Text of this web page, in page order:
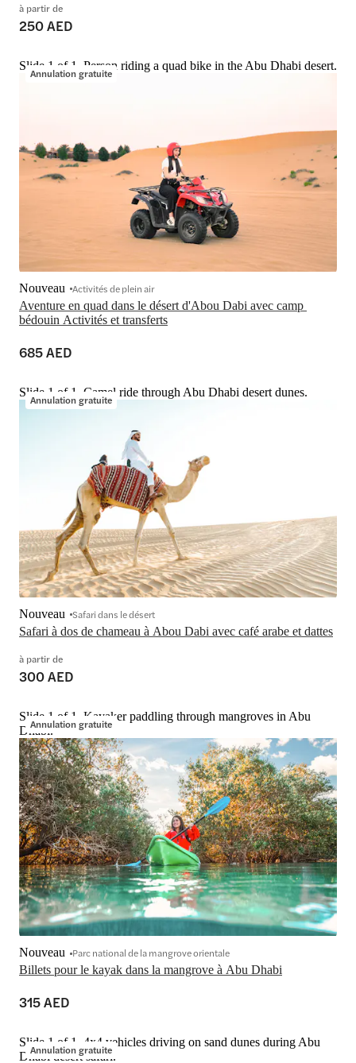
à partir de
250 AED
Annulation gratuite
Slide 1 of 1, Person riding a quad bike in the Abu Dhabi desert.
Aventure en quad dans le désert d'Abou Dabi avec camp
bédouin Activités et transferts
Nouveau Activités de plein air
685 AED
Annulation gratuite
Slide 1 of 1, Camel ride through Abu Dhabi desert dunes.
Safari à dos de chameau à Abou Dabi avec café arabe et dattes
Nouveau Safari dans le désert
à partir de
300 AED
Annulation gratuite
Slide 1 of 1, Kayaker paddling through mangroves in Abu
Dhabi.
Billets pour le kayak dans la mangrove à Abu Dhabi
Nouveau Parc national de la mangrove orientale
315 AED
Annulation gratuite
Slide 1 of 1, 4x4 vehicles driving on sand dunes during Abu
Dhabi desert safari.